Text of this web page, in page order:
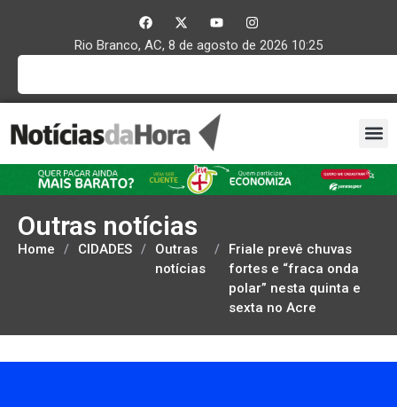
Rio Branco, AC, 8 de agosto de 2026 10:25
Outras notícias
Home / CIDADES /
Outras
notícias
/
Friale prevê chuvas
fortes e “fraca onda
polar” nesta quinta e
sexta no Acre